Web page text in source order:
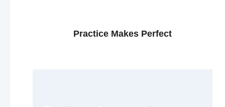
Practice Makes Perfect